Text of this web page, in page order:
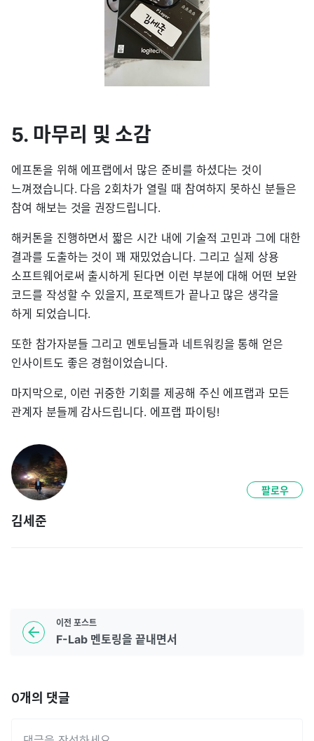
5. 마무리 및 소감
에프톤을 위해 에프랩에서 많은 준비를 하셨다는 것이
느껴졌습니다. 다음 2회차가 열릴 때 참여하지 못하신 분들은
참여 해보는 것을 권장드립니다.
해커톤을 진행하면서 짧은 시간 내에 기술적 고민과 그에 대한
결과를 도출하는 것이 꽤 재밌었습니다. 그리고 실제 상용
소프트웨어로써 출시하게 된다면 이런 부분에 대해 어떤 보완
코드를 작성할 수 있을지, 프로젝트가 끝나고 많은 생각을
하게 되었습니다.
또한 참가자분들 그리고 멘토님들과 네트워킹을 통해 얻은
인사이트도 좋은 경험이었습니다.
마지막으로, 이런 귀중한 기회를 제공해 주신 에프랩과 모든
관계자 분들께 감사드립니다. 에프랩 파이팅!
김세준
팔로우
이전 포스트
F-Lab 멘토링을 끝내면서
0개의 댓글